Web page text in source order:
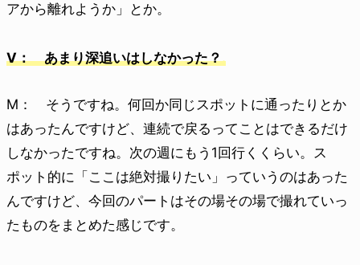
アから離れようか」とか。
V： あまり深追いはしなかった？
M： そうですね。何回か同じスポットに通ったりとか
はあったんですけど、連続で戻るってことはできるだけ
しなかったですね。次の週にもう1回行くくらい。ス
ポット的に「ここは絶対撮りたい」っていうのはあった
んですけど、今回のパートはその場その場で撮れていっ
たものをまとめた感じです。